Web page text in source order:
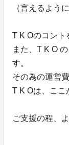
（言えるよう
T K Oのコント
また、T K O
す。
その為の運営
T K Oは、ここ
ご支援の程、